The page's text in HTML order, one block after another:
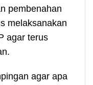
pembenahan
melaksanakan
agar terus
agar apa